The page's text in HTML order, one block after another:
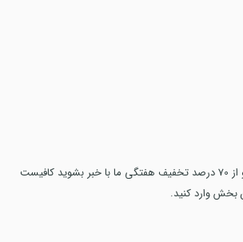
در خبرنامه ما عضو شوید و از 70 درصد تخفیف هفتگی ما با خبر بشوید کافیست
بخش وارد کنید.